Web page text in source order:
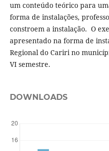
um conteúdo teórico para
forma de instalações,
constroem a instalação. O
apresentado na forma de
Regional do Cariri no
VI semestre.
DOWNLOADS